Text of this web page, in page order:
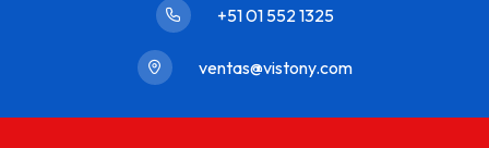
+51 01 552 1325
ventas@vistony.com